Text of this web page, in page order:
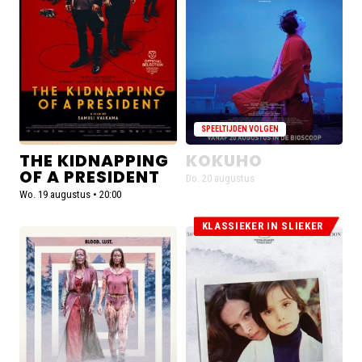
President
THE KIDNAPPING
OF A PRESIDENT
Wo. 19 augustus • 20:00
SPEELTIJDEN VOLGEN
KOKUHO
Do. 20 augustus
De
voorstellingen
voor
Teenage
Sex
De
voorstellingen
voor
Cría
cuervos
(50th
Anniversary)
KLASSIEKER IN SLIEKER